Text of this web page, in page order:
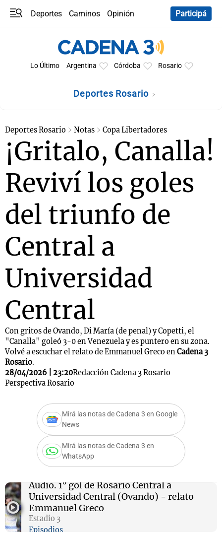
Deportes Caminos
Opinión
Participá
Lo Último Argentina Córdoba Rosario
Deportes Rosario
Deportes Rosario Notas Copa Libertadores
¡Gritalo, Canalla!
Reviví los goles
del triunfo de
Central a
Universidad
Central
Con gritos de Ovando, Di María (de penal) y Copetti, el
"Canalla" goleó 3-0 en Venezuela y es puntero en su zona.
Volvé a escuchar el relato de Emmanuel Greco enCadena 3
Rosario.
28/04/2026 | 23:20Redacción Cadena 3 Rosario
Perspectiva Rosario
Mirá las notas de Cadena 3 en Google
News
Mirá las notas de Cadena 3 en
WhatsApp
Audio. 1° gol de Rosario Central a
Universidad Central (Ovando) - relato
Emmanuel Greco
Estadio 3
Episodios
Notas
Mundial 2026
Notas